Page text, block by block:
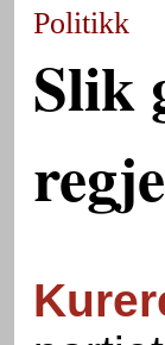
Politikk
Slik